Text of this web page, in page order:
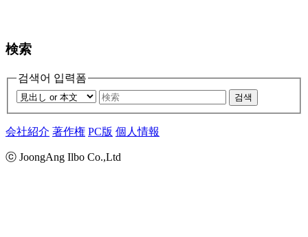
検索
검색어 입력폼
검색
会社紹介 著作権 PC版 個人情報
ⓒ JoongAng Ilbo Co.,Ltd